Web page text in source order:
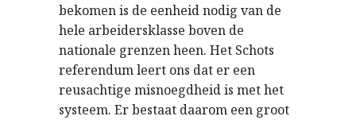
bekomen is de eenheid nodig van de
hele arbeidersklasse boven de
nationale grenzen heen. Het Schots
referendum leert ons dat er een
reusachtige misnoegdheid is met het
systeem. Er bestaat daarom een groot